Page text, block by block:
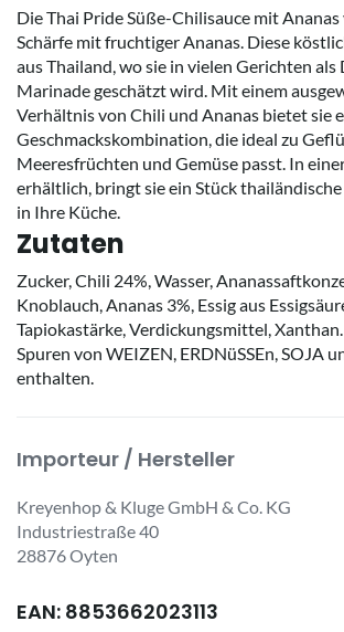
Die Thai Pride Süße-Chilisauce mit
Schärfe mit fruchtiger Ananas. Diese
aus Thailand, wo sie in vielen Gerichten als
Marinade geschätzt wird. Mit einem
Verhältnis von Chili und Ananas bietet sie
Geschmackskombination, die ideal zu
Meeresfrüchten und Gemüse passt. In
erhältlich, bringt sie ein Stück
in Ihre Küche.
Zutaten
Zucker, Chili 24%, Wasser,
Knoblauch, Ananas 3%, Essig aus
Tapiokastärke, Verdickungsmittel,
Spuren von WEIZEN, ERDNüSSEn, SOJA
enthalten.
Importeur / Hersteller
Kreyenhop & Kluge GmbH & Co. KG
Industriestraße 40
28876 Oyten
EAN: 8853662023113